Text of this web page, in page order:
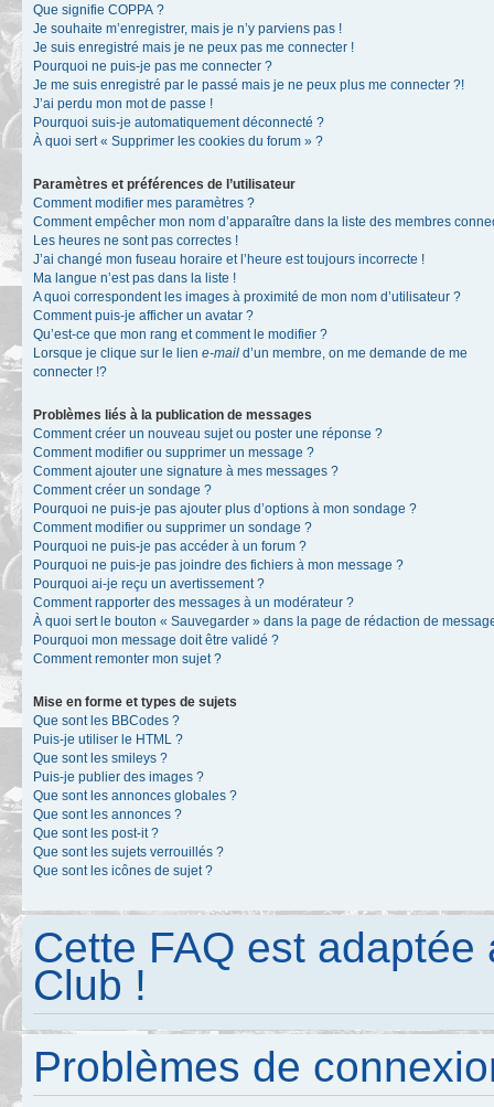
Que signifie COPPA ?
Je souhaite m’enregistrer, mais je n’y parviens pas !
Je suis enregistré mais je ne peux pas me connecter !
Pourquoi ne puis-je pas me connecter ?
Je me suis enregistré par le passé mais je ne peux plus me connecter ?!
J’ai perdu mon mot de passe !
Pourquoi suis-je automatiquement déconnecté ?
À quoi sert « Supprimer les cookies du forum » ?
Paramètres et préférences de l’utilisateur
Comment modifier mes paramètres ?
Comment empêcher mon nom d’apparaître dans la liste des membres
Les heures ne sont pas correctes !
J’ai changé mon fuseau horaire et l’heure est toujours incorrecte !
Ma langue n’est pas dans la liste !
A quoi correspondent les images à proximité de mon nom d’utilisateur ?
Comment puis-je afficher un avatar ?
Qu’est-ce que mon rang et comment le modifier ?
Lorsque je clique sur le lien e-mail d’un membre, on me demande de me
connecter !?
Problèmes liés à la publication de messages
Comment créer un nouveau sujet ou poster une réponse ?
Comment modifier ou supprimer un message ?
Comment ajouter une signature à mes messages ?
Comment créer un sondage ?
Pourquoi ne puis-je pas ajouter plus d’options à mon sondage ?
Comment modifier ou supprimer un sondage ?
Pourquoi ne puis-je pas accéder à un forum ?
Pourquoi ne puis-je pas joindre des fichiers à mon message ?
Pourquoi ai-je reçu un avertissement ?
Comment rapporter des messages à un modérateur ?
À quoi sert le bouton « Sauvegarder » dans la page de rédaction de
Pourquoi mon message doit être validé ?
Comment remonter mon sujet ?
Mise en forme et types de sujets
Que sont les BBCodes ?
Puis-je utiliser le HTML ?
Que sont les smileys ?
Puis-je publier des images ?
Que sont les annonces globales ?
Que sont les annonces ?
Que sont les post-it ?
Que sont les sujets verrouillés ?
Que sont les icônes de sujet ?
Cette FAQ est
Club !
Problèmes de